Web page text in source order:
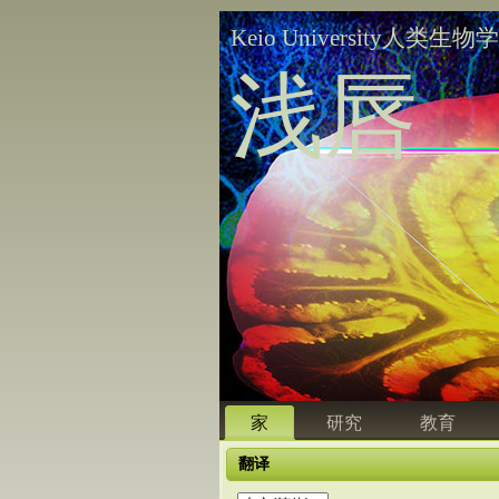
Keio University人类生物
浅唇
家 研究 教育
翻译